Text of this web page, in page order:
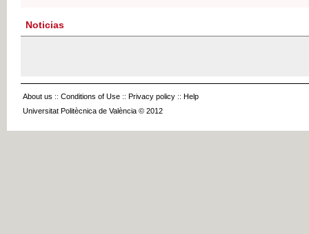
Noticias
About us :: Conditions of Use :: Privacy policy :: Help
Universitat Politècnica de València © 2012